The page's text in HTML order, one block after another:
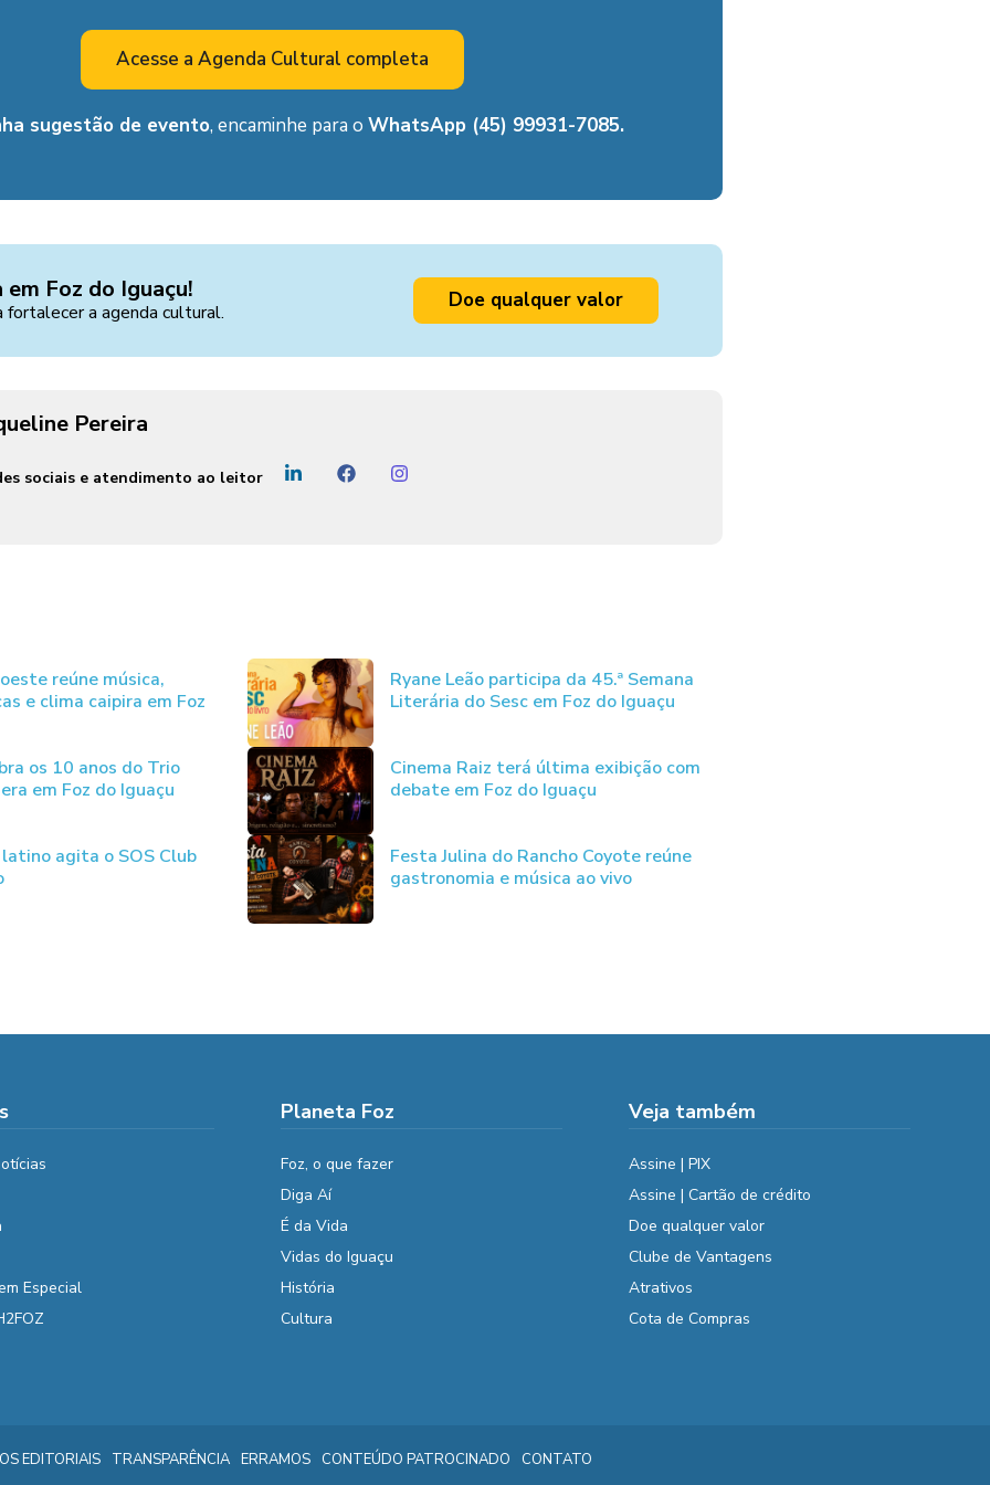
Acesse a Agenda Cultural completa
sugestão de evento, encaminhe para o WhatsApp (45) 99931-7085.
Foz do Iguaçu!
fortalecer a agenda cultural. Doe qualquer valor
Pereira
sociais e atendimento ao leitor
reúne música,
e clima caipira em Foz
Ryane Leão participa da 45.ª Semana
Literária do Sesc em Foz do Iguaçu
os 10 anos do Trio
em Foz do Iguaçu
Cinema Raiz terá última exibição com
debate em Foz do Iguaçu
agita o SOS Club
Festa Julina do Rancho Coyote reúne
gastronomia e música ao vivo
Especial
Planeta Foz
Foz, o que fazer
Diga Aí
É da Vida
Vidas do Iguaçu
História
Cultura
Veja também
Assine | PIX
Assine | Cartão de crédito
Doe qualquer valor
Clube de Vantagens
Atrativos
Cota de Compras
EDITORIAIS TRANSPARÊNCIA ERRAMOS CONTEÚDO PATROCINADO CONTATO